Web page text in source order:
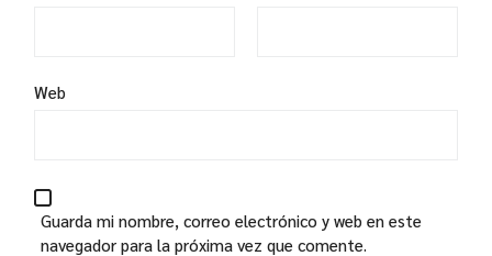
Web
Guarda mi nombre, correo electrónico y web en este
navegador para la próxima vez que comente.